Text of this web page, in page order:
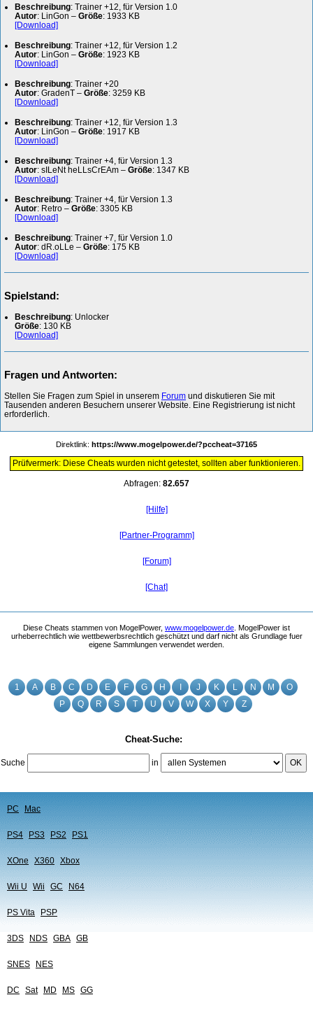
1 A B C D E F G H I J K L N M
O
P
Q R S T U V W X Y Z
Cheat-Suche:
Suche in OK
PC Mac
PS4 PS3 PS2 PS1
XOne X360 Xbox
Wii U Wii GC N64
PS Vita PSP
3DS NDS GBA GB
SNES NES
DC Sat MD MS GG
Beschreibung: Trainer +12, für Version 1.0
Autor: LinGon – Größe: 1933 KB
[Download]
Beschreibung: Trainer +12, für Version 1.2
Autor: LinGon – Größe: 1923 KB
[Download]
Beschreibung: Trainer +20
Autor: GradenT – Größe: 3259 KB
[Download]
Beschreibung: Trainer +12, für Version 1.3
Autor: LinGon – Größe: 1917 KB
[Download]
Beschreibung: Trainer +4, für Version 1.3
Autor: sILeNt heLLsCrEAm – Größe: 1347 KB
[Download]
Beschreibung: Trainer +4, für Version 1.3
Autor: Retro – Größe: 3305 KB
[Download]
Beschreibung: Trainer +7, für Version 1.0
Autor: dR.oLLe – Größe: 175 KB
[Download]
Spielstand:
Beschreibung: Unlocker
Größe: 130 KB
[Download]
Fragen und Antworten:
Stellen Sie Fragen zum Spiel in unserem Forum und diskutieren Sie mit
Tausenden anderen Besuchern unserer Website. Eine Registrierung ist nicht
erforderlich.
Direktlink: https://www.mogelpower.de/?pccheat=37165
Prüfvermerk: Diese Cheats wurden nicht getestet, sollten aber funktionieren.
Abfragen: 82.657
[Hilfe]
[Partner-Programm]
[Forum]
[Chat]
Diese Cheats stammen von MogelPower, www.mogelpower.de . MogelPower ist
urheberrechtlich wie wettbewerbsrechtlich geschützt und darf nicht als Grundlage fuer
eigene Sammlungen verwendet werden.